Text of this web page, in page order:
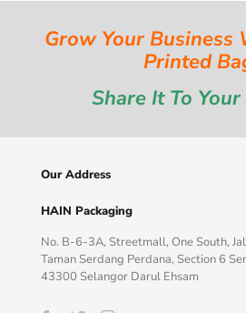
Grow Your Business
Printed
Share It To
Our Address
HAIN Packaging
No. B-6-3A, Streetmall, One South,
Taman Serdang Perdana, Section 6
43300 Selangor Darul Ehsam